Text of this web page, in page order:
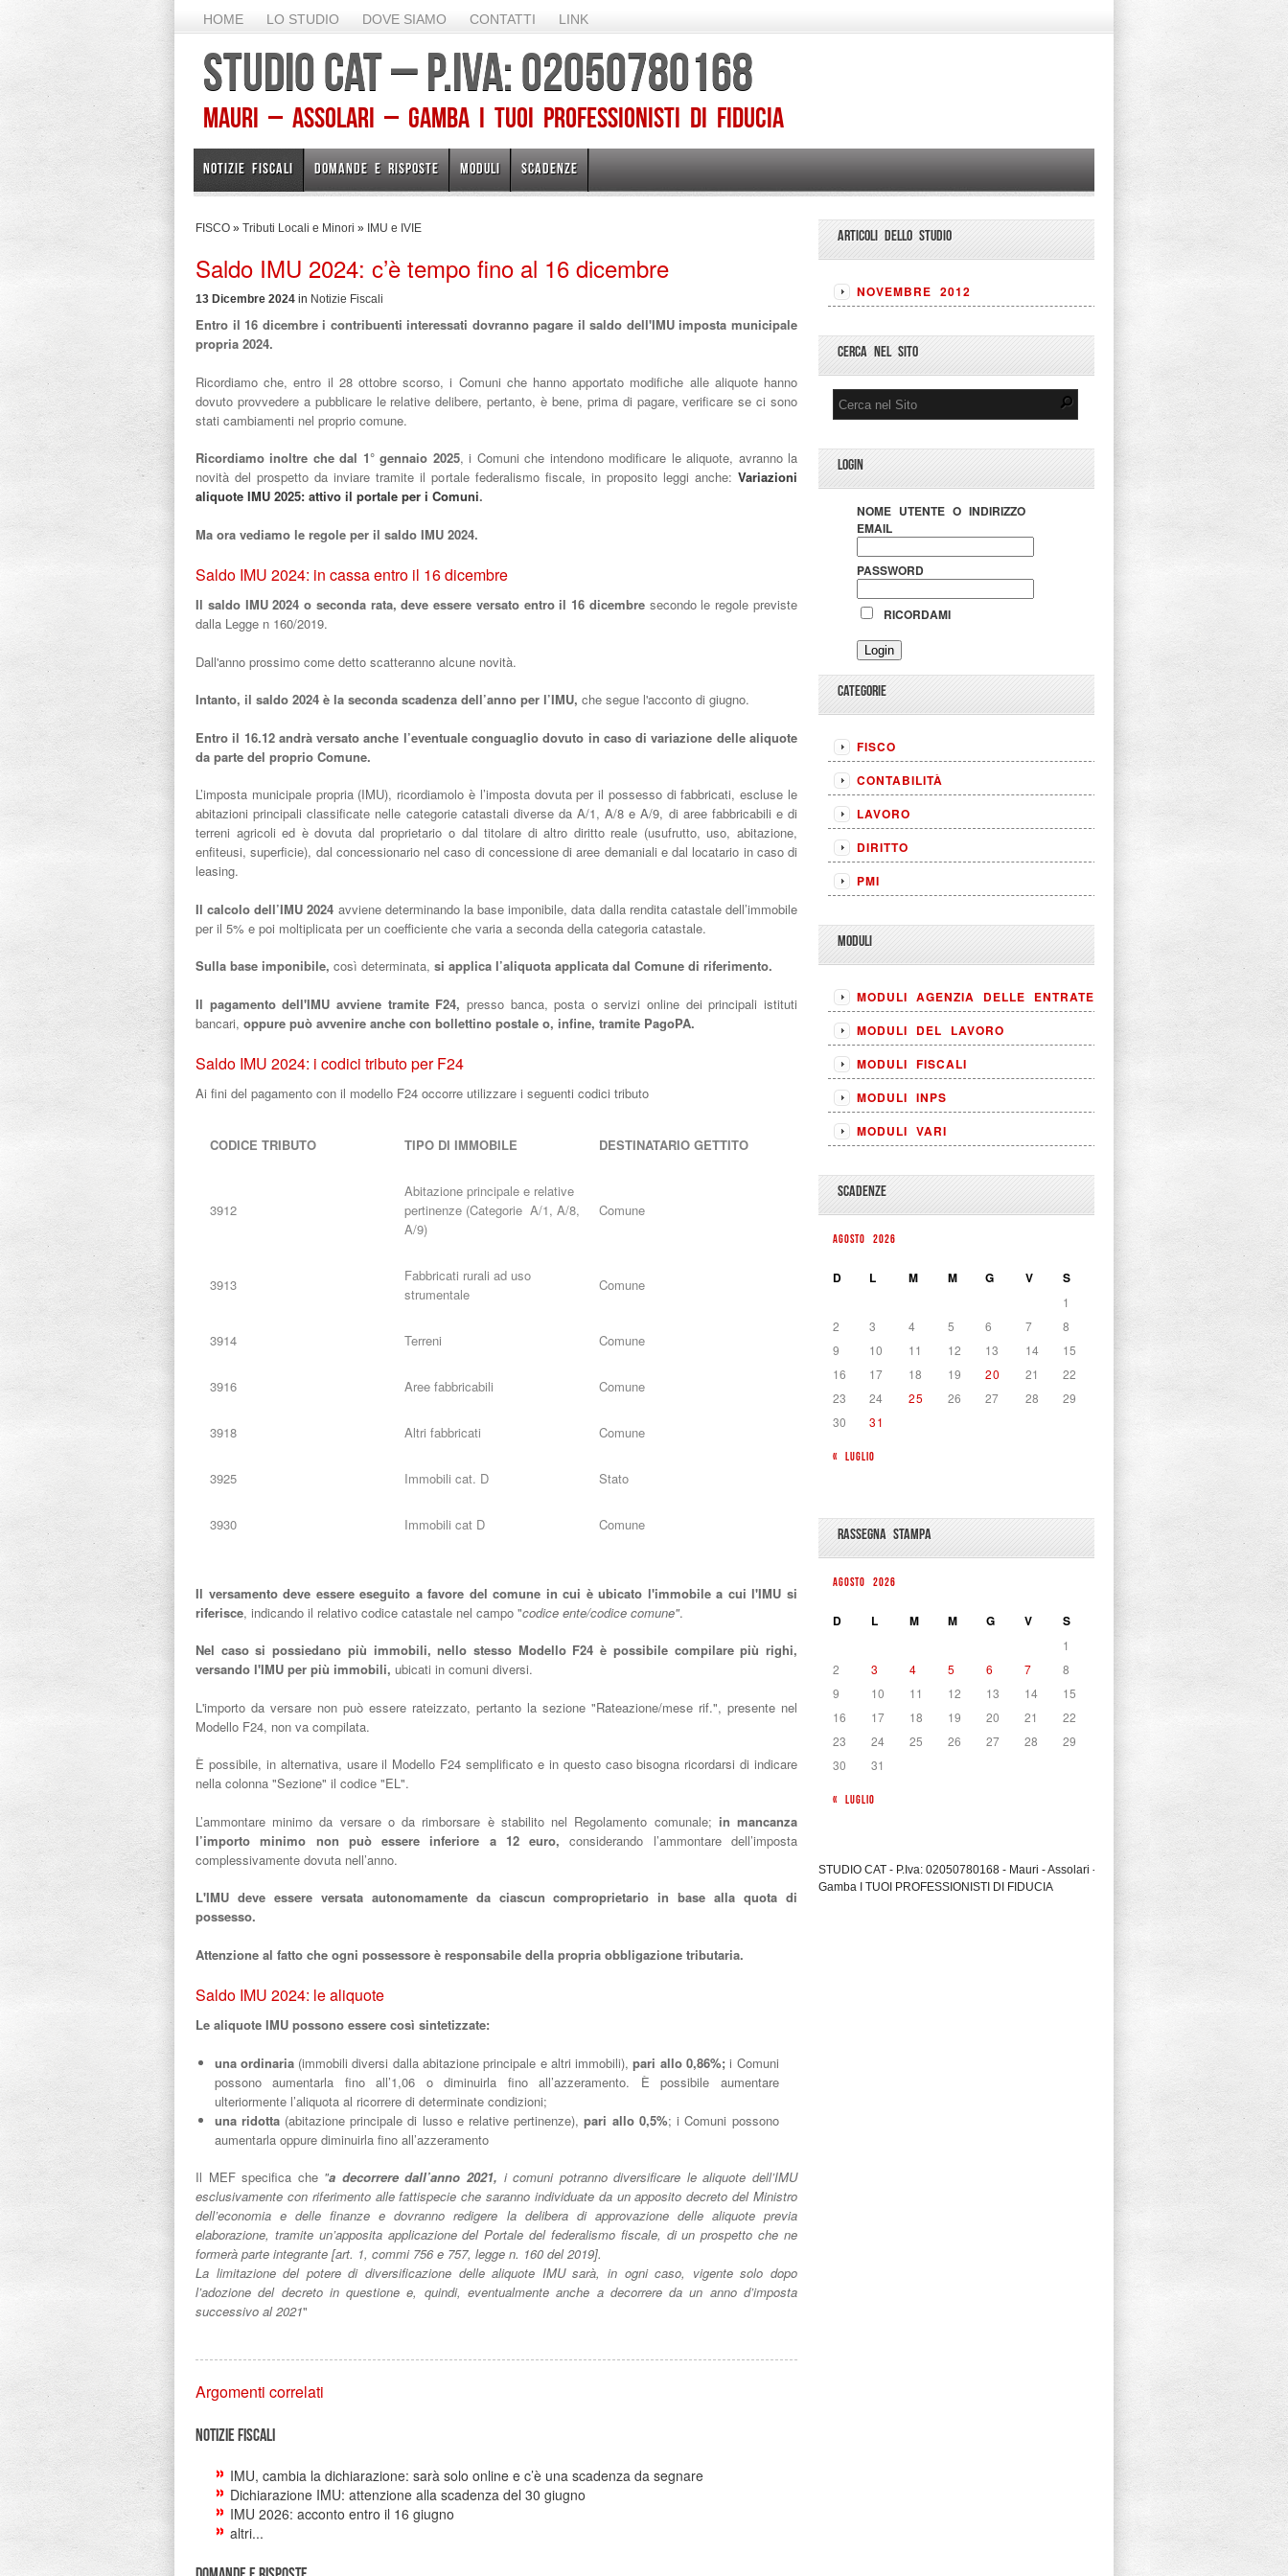
HOME LO STUDIO DOVE SIAMO CONTATTI LINK
STUDIO CAT – P.IVA: 02050780168
Mauri – Assolari – Gamba I TUOI PROFESSIONISTI DI FIDUCIA
NOTIZIE FISCALI DOMANDE E RISPOSTE MODULI SCADENZE
FISCO » Tributi Locali e Minori » IMU e IVIE
Saldo IMU 2024: c’è tempo fino al 16 dicembre
13 Dicembre 2024 in Notizie Fiscali
Entro il 16 dicembre i contribuenti interessati dovranno pagare il saldo dell'IMU imposta municipale
propria 2024.
Ricordiamo che, entro il 28 ottobre scorso, i Comuni che hanno apportato modifiche alle aliquote hanno
dovuto provvedere a pubblicare le relative delibere, pertanto, è bene, prima di pagare, verificare se ci sono
stati cambiamenti nel proprio comune.
Ricordiamo inoltre che dal 1° gennaio 2025, i Comuni che intendono modificare le aliquote, avranno la
novità del prospetto da inviare tramite il portale federalismo fiscale, in proposito leggi anche: Variazioni
aliquote IMU 2025: attivo il portale per i Comuni.
Ma ora vediamo le regole per il saldo IMU 2024.
Saldo IMU 2024: in cassa entro il 16 dicembre
Il saldo IMU 2024 o seconda rata, deve essere versato entro il 16 dicembre secondo le regole previste
dalla Legge n 160/2019.
Dall'anno prossimo come detto scatteranno alcune novità.
Intanto, il saldo 2024 è la seconda scadenza dell’anno per l’IMU, che segue l'acconto di giugno.
Entro il 16.12 andrà versato anche l’eventuale conguaglio dovuto in caso di variazione delle aliquote
da parte del proprio Comune.
L’imposta municipale propria (IMU), ricordiamolo è l’imposta dovuta per il possesso di fabbricati, escluse le
abitazioni principali classificate nelle categorie catastali diverse da A/1, A/8 e A/9, di aree fabbricabili e di
terreni agricoli ed è dovuta dal proprietario o dal titolare di altro diritto reale (usufrutto, uso, abitazione,
enfiteusi, superficie), dal concessionario nel caso di concessione di aree demaniali e dal locatario in caso di
leasing.
Il calcolo dell’IMU 2024 avviene determinando la base imponibile, data dalla rendita catastale dell’immobile
per il 5% e poi moltiplicata per un coefficiente che varia a seconda della categoria catastale.
Sulla base imponibile, così determinata, si applica l’aliquota applicata dal Comune di riferimento.
Il pagamento dell'IMU avviene tramite F24, presso banca, posta o servizi online dei principali istituti
bancari, oppure può avvenire anche con bollettino postale o, infine, tramite PagoPA.
Saldo IMU 2024: i codici tributo per F24
Ai fini del pagamento con il modello F24 occorre utilizzare i seguenti codici tributo
CODICE TRIBUTO TIPO DI IMMOBILE DESTINATARIO GETTITO
3912
Abitazione principale e relative
pertinenze (Categorie A/1, A/8,
A/9)
Comune
3913
Fabbricati rurali ad uso
strumentale
Comune
3914 Terreni Comune
3916 Aree fabbricabili Comune
3918 Altri fabbricati Comune
3925 Immobili cat. D Stato
3930 Immobili cat D Comune
Il versamento deve essere eseguito a favore del comune in cui è ubicato l'immobile a cui l'IMU si
riferisce, indicando il relativo codice catastale nel campo "codice ente/codice comune".
Nel caso si possiedano più immobili, nello stesso Modello F24 è possibile compilare più righi,
versando l'IMU per più immobili, ubicati in comuni diversi.
L'importo da versare non può essere rateizzato, pertanto la sezione "Rateazione/mese rif.", presente nel
Modello F24, non va compilata.
È possibile, in alternativa, usare il Modello F24 semplificato e in questo caso bisogna ricordarsi di indicare
nella colonna "Sezione" il codice "EL".
L’ammontare minimo da versare o da rimborsare è stabilito nel Regolamento comunale; in mancanza
l’importo minimo non può essere inferiore a 12 euro,considerando l’ammontare dell’imposta
complessivamente dovuta nell’anno.
L'IMU deve essere versata autonomamente da ciascun comproprietario in base alla quota di
possesso.
Attenzione al fatto che ogni possessore è responsabile della propria obbligazione tributaria.
Saldo IMU 2024: le aliquote
Le aliquote IMU possono essere così sintetizzate:
una ordinaria (immobili diversi dalla abitazione principale e altri immobili),pari allo 0,86%; i Comuni
possono aumentarla fino all’1,06 o diminuirla fino all’azzeramento. È possibile aumentare
ulteriormente l’aliquota al ricorrere di determinate condizioni;
una ridotta(abitazione principale di lusso e relative pertinenze),pari allo 0,5%; i Comuni possono
aumentarla oppure diminuirla fino all’azzeramento
Il MEF specifica che "a decorrere dall’anno 2021, i comuni potranno diversificare le aliquote dell’IMU
esclusivamente con riferimento alle fattispecie che saranno individuate da un apposito decreto del Ministro
dell’economia e delle finanze e dovranno redigere la delibera di approvazione delle aliquote previa
elaborazione, tramite un’apposita applicazione del Portale del federalismo fiscale, di un prospetto che ne
formerà parte integrante [art. 1, commi 756 e 757, legge n. 160 del 2019].
La limitazione del potere di diversificazione delle aliquote IMU sarà, in ogni caso, vigente solo dopo
l’adozione del decreto in questione e, quindi, eventualmente anche a decorrere da un anno d’imposta
successivo al 2021"
Argomenti correlati
Notizie Fiscali
IMU, cambia la dichiarazione: sarà solo online e c’è una scadenza da segnare
Dichiarazione IMU: attenzione alla scadenza del 30 giugno
IMU 2026: acconto entro il 16 giugno
altri...
ARTICOLI DELLO STUDIO
NOVEMBRE 2012
CERCA NEL SITO
LOGIN
NOME UTENTE O INDIRIZZO
EMAIL
PASSWORD
RICORDAMI
CATEGORIE
FISCO
CONTABILITÀ
LAVORO
DIRITTO
PMI
MODULI
MODULI AGENZIA DELLE ENTRATE
MODULI DEL LAVORO
MODULI FISCALI
MODULI INPS
MODULI VARI
SCADENZE
AGOSTO 2026
D L M M G V S
« LUGLIO
1
2
3 4 5 6 7
8
9
10 11 12 13 14
15
16
17 18 19 20 21
22
23
24 25 26 27 28
29
30
31
RASSEGNA STAMPA
AGOSTO 2026
D L M M G V S
« LUGLIO
1
2
3 4 5 6 7
8
9
10 11 12 13 14
15
16
17 18 19 20 21
22
23
24 25 26 27 28
29
30
31
STUDIO CAT - P.Iva: 02050780168 - Mauri - Assolari -
Gamba I TUOI PROFESSIONISTI DI FIDUCIA